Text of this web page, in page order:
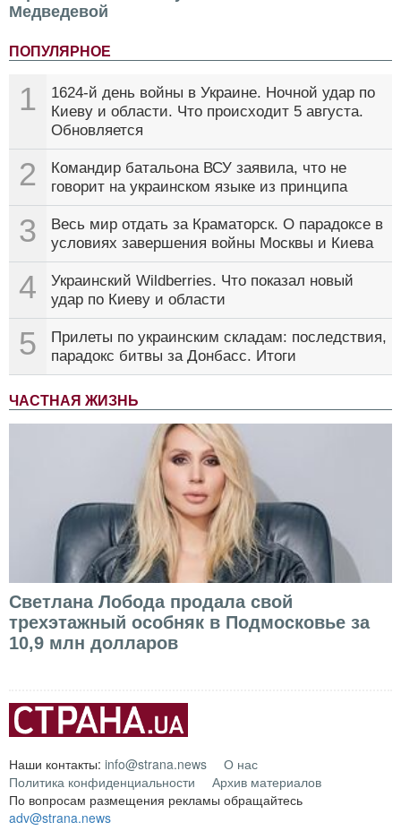
Медведевой
ПОПУЛЯРНОЕ
1
1624-й день войны в Украине. Ночной удар по
Киеву и области. Что происходит 5 августа.
Обновляется
2
Командир батальона ВСУ заявила, что не
говорит на украинском языке из принципа
3
Весь мир отдать за Краматорск. О парадоксе в
условиях завершения войны Москвы и Киева
4
Украинский Wildberries. Что показал новый
удар по Киеву и области
5
Прилеты по украинским складам: последствия,
парадокс битвы за Донбасс. Итоги
ЧАСТНАЯ ЖИЗНЬ
Светлана Лобода продала свой
трехэтажный особняк в Подмосковье за
10,9 млн долларов
Наши контакты: info@strana.news
О нас
Политика конфиденциальности
Архив материалов
По вопросам размещения рекламы обращайтесь
adv@strana.news